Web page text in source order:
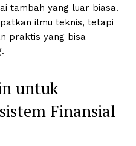
tambah yang luar biasa.
ilmu teknis, tetapi
praktis yang bisa
untuk
Finansial